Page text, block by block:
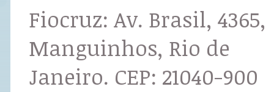
Fiocruz: Av. Brasil, 4365,
Manguinhos, Rio de
Janeiro. CEP: 21040-900